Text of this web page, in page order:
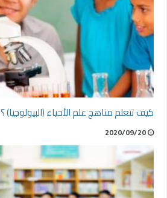
كيف تتعلم مناهج علم الأحياء (البيولوجيا) ؟
2020/09/20